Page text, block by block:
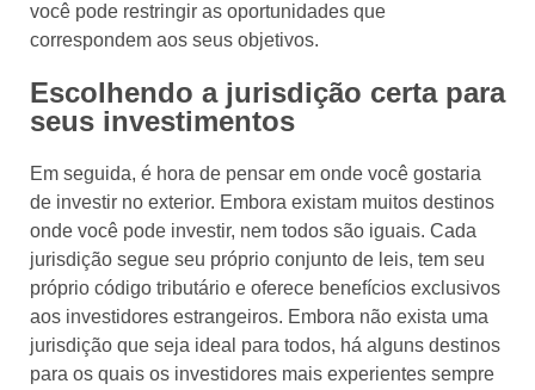
você pode restringir as oportunidades que
correspondem aos seus objetivos.
Escolhendo a jurisdição certa para
seus investimentos
Em seguida, é hora de pensar em onde você gostaria
de investir no exterior. Embora existam muitos destinos
onde você pode investir, nem todos são iguais. Cada
jurisdição segue seu próprio conjunto de leis, tem seu
próprio código tributário e oferece benefícios exclusivos
aos investidores estrangeiros. Embora não exista uma
jurisdição que seja ideal para todos, há alguns destinos
para os quais os investidores mais experientes sempre